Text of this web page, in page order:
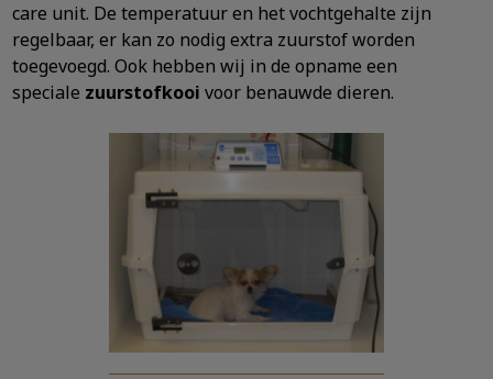
care unit. De temperatuur en het vochtgehalte zijn
regelbaar, er kan zo nodig extra zuurstof worden
toegevoegd. Ook hebben wij in de opname een
speciale zuurstofkooi voor benauwde dieren.